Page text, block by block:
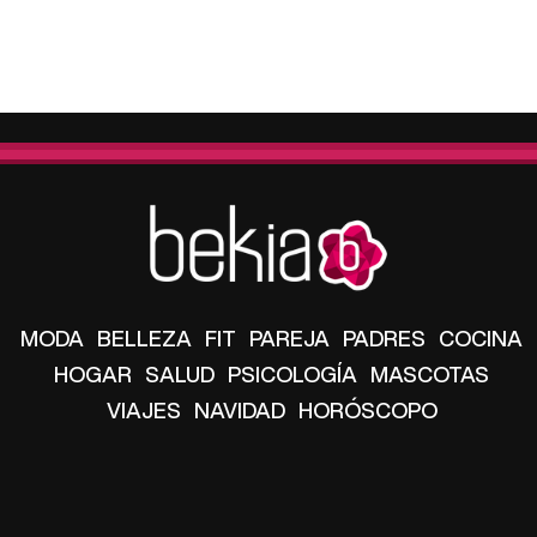
MODA BELLEZA FIT PAREJA PADRES COCINA
HOGAR SALUD PSICOLOGÍA MASCOTAS
VIAJES NAVIDAD HORÓSCOPO